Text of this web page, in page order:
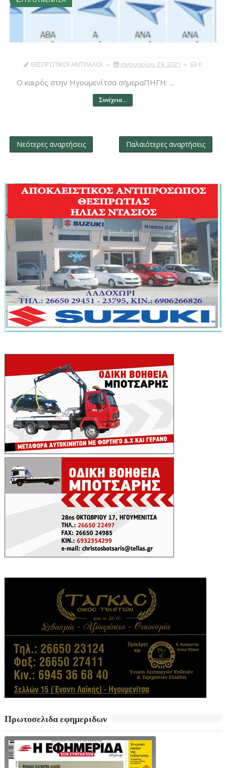
ΘΕΣΠΡΩΤΙΚΟΙ ΑΝΤΙΛΑΛΟΙ Ιανουαρίου 29, 2021 0
Ο καιρός στην Ηγουμενίτσα σήμεραΠΗΓΗ: ...
Συνέχεια...
Νεότερες αναρτήσεις Παλαιότερες αναρτήσεις
Πρωτοσελιδα εφημεριδων